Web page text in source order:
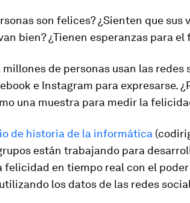
son felices? ¿Sienten que sus
bien? ¿Tienen esperanzas para el
millones de personas usan las redes
e Instagram para expresarse.
una muestra para medir la
de historia de la informática
están trabajando para
felicidad en tiempo real con el
los datos de las redes